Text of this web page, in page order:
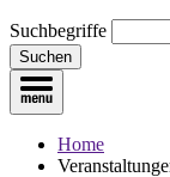
Suchbegriffe
Suchen
Home